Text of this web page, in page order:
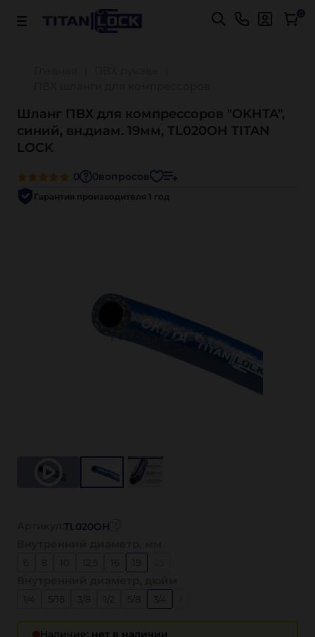
Важно! Для оплаты заказов Подробнее 0
Шланг ПВХ для компрессоров "OKHTA",
синий, вн.диам. 19мм, TL020OH TITAN
LOCK
0 0вопросов
Гарантия производителя 1 год
Наличие: нет в наличии
TL020OH
6 8 16
5/16 3/8 5/8 3/4